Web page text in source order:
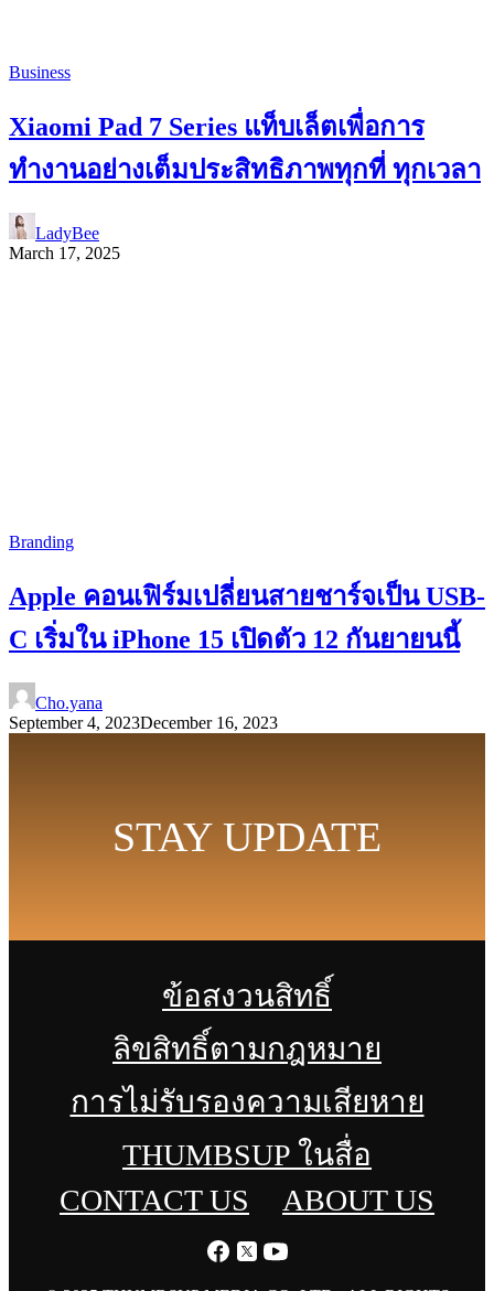
Business
Xiaomi Pad 7 Series แท็บเล็ตเพื่อการ
ทำงานอย่างเต็มประสิทธิภาพทุกที่ ทุกเวลา
LadyBee
March 17, 2025
Branding
Apple คอนเฟิร์มเปลี่ยนสายชาร์จเป็น USB-
C เริ่มใน iPhone 15 เปิดตัว 12 กันยายนนี้
Cho.yana
September 4, 2023December 16, 2023
STAY UPDATE
ข้อสงวนสิทธิ์
ลิขสิทธิ์ตามกฎหมาย
การไม่รับรองความเสียหาย
THUMBSUP ในสื่อ
CONTACT US
ABOUT US